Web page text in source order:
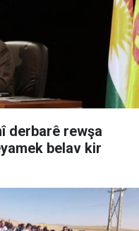
derbarê rewşa
belav kir